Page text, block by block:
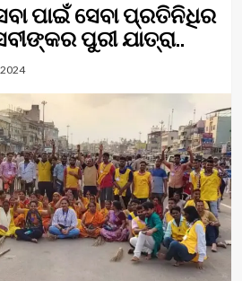
ପାଇଁ ସେବା ପ୍ରତିନିଧିର
ପୁରୀ ଯାତ୍ରା..